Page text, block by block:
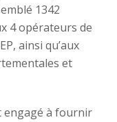
1342
4 opérateurs de
ainsi qu’aux
et
engagé à fournir